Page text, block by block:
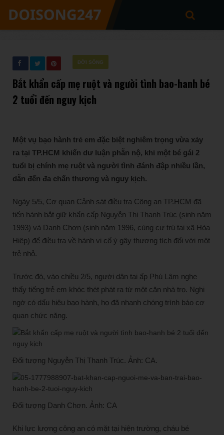
ĐỜI SỐNG
Bắt khẩn cấp mẹ ruột và người tình bao-hanh bé
2 tuổi đến nguy kịch
Một vụ bạo hành trẻ em đặc biệt nghiêm trọng vừa xảy
ra tại TP.HCM khiến dư luận phẫn nộ, khi một bé gái 2
tuổi bị chính mẹ ruột và người tình đánh đập nhiều lần,
dẫn đến đa chấn thương và nguy kịch.
Ngày 5/5, Cơ quan Cảnh sát điều tra Công an TP.HCM đã
tiến hành bắt giữ khẩn cấp Nguyễn Thị Thanh Trúc (sinh năm
1993) và Danh Chơn (sinh năm 1996, cùng cư trú tại xã Hòa
Hiệp) để điều tra về hành vi cố ý gây thương tích đối với một
trẻ nhỏ.
Trước đó, vào chiều 2/5, người dân tại ấp Phú Lâm nghe
thấy tiếng trẻ em khóc thét phát ra từ một căn nhà trọ. Nghi
ngờ có dấu hiệu bạo hành, họ đã nhanh chóng trình báo cơ
quan chức năng.
Đối tượng Nguyễn Thị Thanh Trúc. Ảnh: CA.
Đối tượng Danh Chơn. Ảnh: CA
Khi lực lượng công an có mặt tại hiện trường, cháu bé